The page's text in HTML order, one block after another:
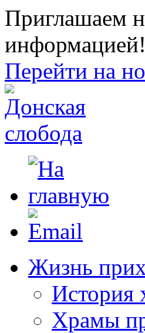
Приглашаем
информацией!
Перейти на
Жизнь
История
Храмы